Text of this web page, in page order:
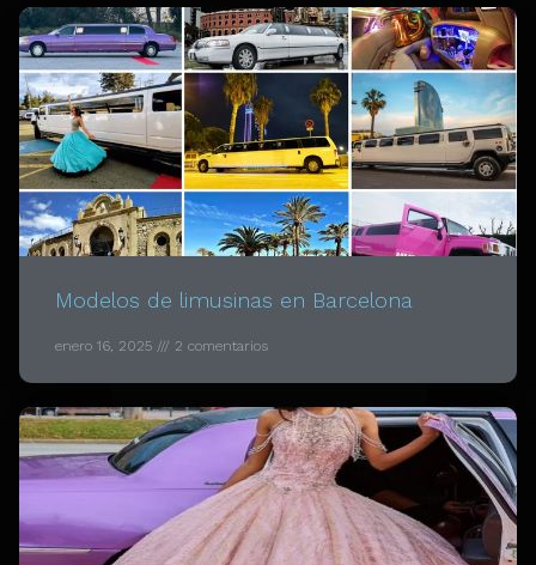
Modelos de limusinas en Barcelona
enero 16, 2025 2 comentarios